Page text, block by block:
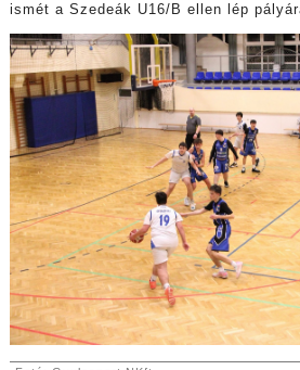
ismét a Szedeák U16/B ellen lép